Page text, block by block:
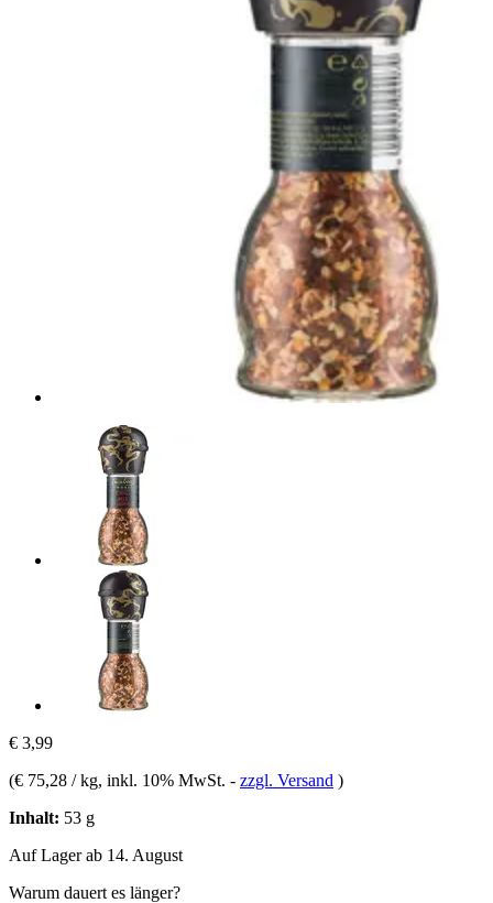
€ 3,99
(€ 75,28 / kg, inkl. 10% MwSt. - zzgl. Versand )
Inhalt: 53 g
Auf Lager ab 14. August
Warum dauert es länger?